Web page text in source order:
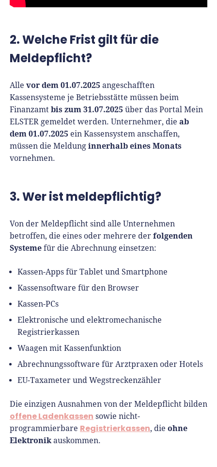
2. Welche Frist gilt für die
Meldepflicht?
Alle vor dem 01.07.2025 angeschafften
Kassensysteme je Betriebsstätte müssen beim
Finanzamt bis zum 31.07.2025 über das Portal Mein
ELSTER gemeldet werden. Unternehmer, die ab
dem 01.07.2025 ein Kassensystem anschaffen,
müssen die Meldung innerhalb eines Monats
vornehmen.
3. Wer ist meldepflichtig?
Von der Meldepflicht sind alle Unternehmen
betroffen, die eines oder mehrere der folgenden
Systeme für die Abrechnung einsetzen:
Kassen-Apps für Tablet und Smartphone
Kassensoftware für den Browser
Kassen-PCs
Elektronische und elektromechanische
Registrierkassen
Waagen mit Kassenfunktion
Abrechnungssoftware für Arztpraxen oder Hotels
EU-Taxameter und Wegstreckenzähler
Die einzigen Ausnahmen von der Meldepflicht bilden
offene Ladenkassen sowie nicht-
programmierbare Registrierkassen, die ohne
Elektronikauskommen.